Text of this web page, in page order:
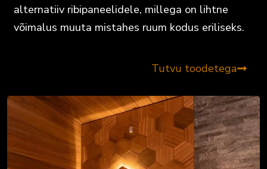
alternatiiv ribipaneelidele, millega on lihtne
võimalus muuta mistahes ruum kodus eriliseks.
Tutvu toodetega